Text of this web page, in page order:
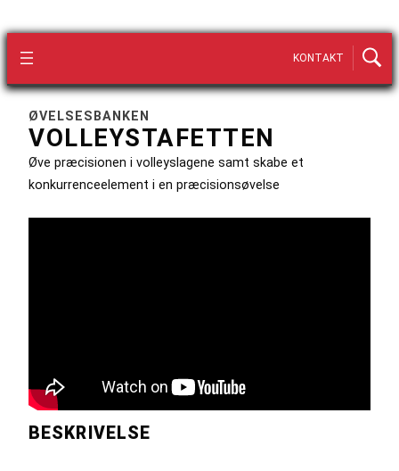
KONTAKT
ØVELSESBANKEN
VOLLEYSTAFETTEN
Øve præcisionen i volleyslagene samt skabe et
konkurrenceelement i en præcisionsøvelse
BESKRIVELSE